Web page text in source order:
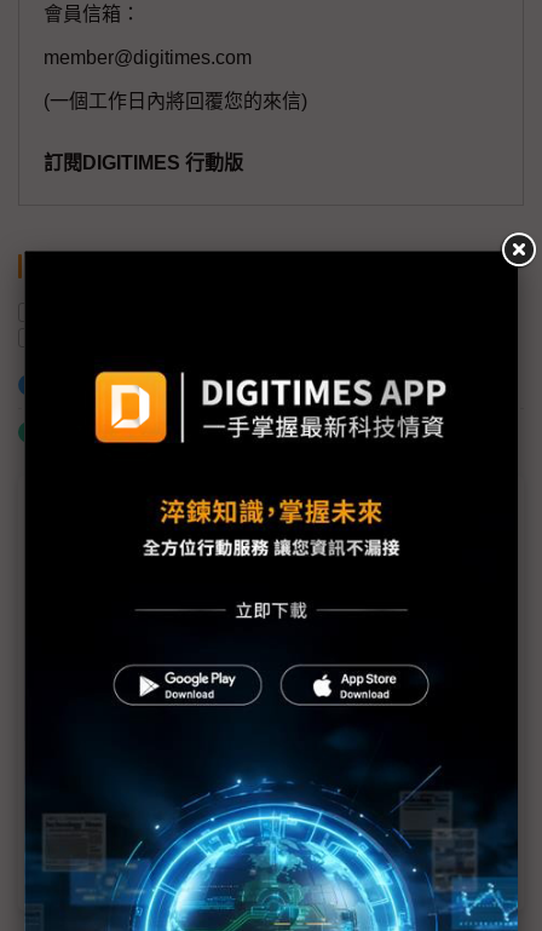
會員信箱：
member@digitimes.com
(一個工作日內將回覆您的來信)
訂閱DIGITIMES 行動版
加入已選取到「關鍵字追蹤」
什麼是「關鍵字追蹤」
議題精選－SEMICON 2024論壇登場
化合物半導體與矽光子發展 異質整合成關鍵技術
GaN切入資料中心PSU成趨勢 IDM大廠多方競逐
兆元級AI商機浮現 三星、SK海力士HBM4各自出招
博通：EML技術將比矽光子更快進入市場
CoWoS封裝材料暢旺 華立2025營運續強
臻鼎首次參與SEMICON 談IC載板重要性日增